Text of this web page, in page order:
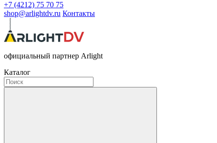
+7 (4212) 75 70 75
shop@arlightdv.ru Контакты
официальный партнер Arlight
Каталог